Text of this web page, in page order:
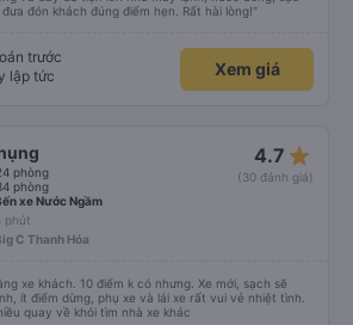
đón khách đúng điểm hẹn. Rất hài lòng!"
trước
lập tức
Xem giá
phòng
phòng
4.7 star_rate
(30 đánh giá)
xe Nước Ngầm
phút
C Thanh Hóa
xe khách. 10 điểm k có nhưng. Xe mới, sạch sẽ
ít điểm dừng, phụ xe và lái xe rất vui vẻ nhiệt tình.
quay về khỏi tìm nhà xe khác